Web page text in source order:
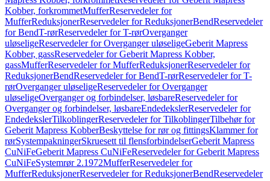
Kobber, forkrommetMufferReservedeler for
MufferReduksjonerReservedeler for ReduksjonerBendReservedeler
for BendT-rørReservedeler for T-rørOverganger
uløseligeReservedeler for Overganger uløseligeGeberit Mapress
Kobber, gassReservedeler for Geberit Mapress Kobber,
gassMufferReservedeler for MufferReduksjonerReservedeler for
ReduksjonerBendReservedeler for BendT-rørReservedeler for T-
rørOverganger uløseligeReservedeler for Overganger
uløseligeOverganger og forbindelser, løsbareReservedeler for
Overganger og forbindelser, løsbareEndedekslerReservedeler for
EndedekslerTilkoblingerReservedeler for TilkoblingerTilbehør for
Geberit Mapress KobberBeskyttelse for rør og fittingsKlammer for
rørSystempakningerSkruesett til flensforbindelserGeberit Mapress
CuNiFeGeberit Mapress CuNiFeReservedeler for Geberit Mapress
CuNiFeSystemrør 2.1972MufferReservedeler for
MufferReduksjonerReservedeler for ReduksjonerBendReservedeler